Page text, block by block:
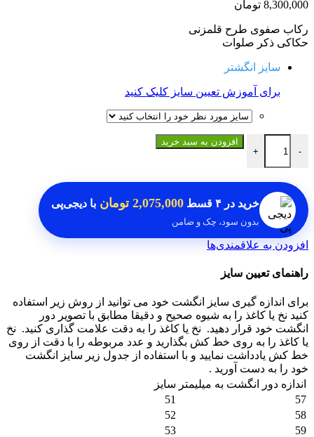
8,300,000 تومان
رکاب صفوی طرح قلمزنی
حکاکی ذکر صلوات
سایز انگشتر
برای آموزش تعیین سایز کلیک کنید
-
انگشتر حدید اصلی طلایی حکاکی ذکر صلوات عدد
+
افزودن به سبد خرید
خرید در ۴ قسط 2,075,000 تومان با دیجی‌پی
بدون سود، چک و ضامن
افزودن به علاقمندی‌ها
راهنمای تعیین سایز
برای اندازه گیری سایز انگشت خود می توانید از روش زیر استفاده
کنید نخ یا کاغذ را به شیوه صحیح و دقیقا مطابق با تصویر دور
انگشت خود قرار دهید. نخ یا کاغذ را به دقت علامت گذاری کنید. نخ
یا کاغذ را به روی خط کش بگذارید و عدد مربوطه را با دقت از روی
خط کش یادداشت نمایید و با استفاده از جدول زیر سایز انگشت
خود را به دست آورید .
اندازه دور انگشت به میلیمتر سایز
57
51
58
52
59
53